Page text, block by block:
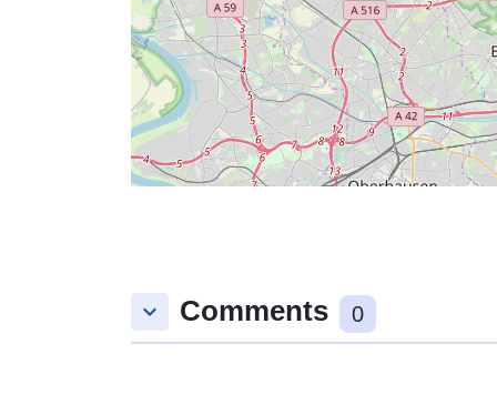
keyboard_arrow_down Comments 0